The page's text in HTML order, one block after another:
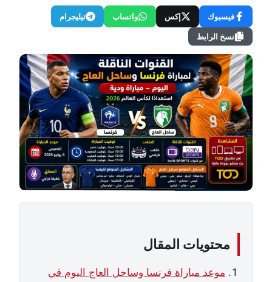
فيسبوك إكس واتساب تيليجرام
نسخ الرابط
محتويات المقال
موعد مباراة فرنسا وساحل العاج اليوم في